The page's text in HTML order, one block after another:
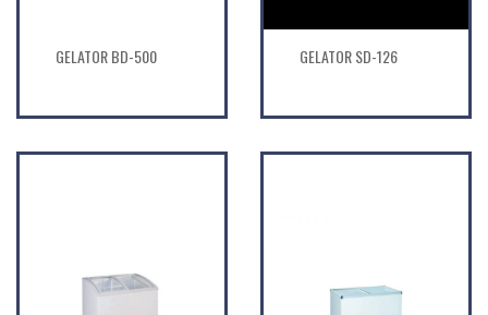
GELATOR BD-500 GELATOR SD-126